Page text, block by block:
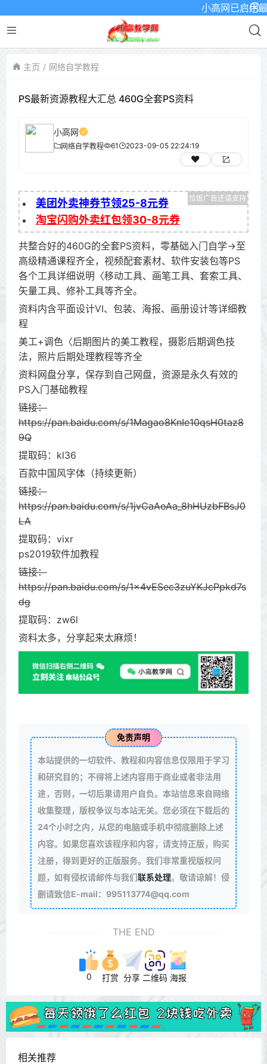
小高网已启用最
主页 网络自学教程
PS最新资源教程大汇总 460G全套PS资料
小高网
网络自学教程 61 2023-09-05 22:24:19
美团外卖神券节领25-8元券
淘宝闪购外卖红包领30-8元券
共整合好的460G的全套PS资料，零基础入门自学→至
高级精通课程齐全，视频配套素材、软件安装包等PS
各个工具详细说明〈移动工具、画笔工具、套索工具、
矢量工具、修补工具等齐全。
资料内含平面设计VI、包装、海报、画册设计等详细教
程
美工+调色〈后期图片的美工教程，摄影后期调色技
法，照片后期处理教程等齐全
资料网盘分享，保存到自己网盘，资源是永久有效的
PS入门基础教程
链接：
https://pan.baidu.com/s/1Magao8KnIe10qsH0taz8
9Q
提取码：kl36
百款中国风字体（持续更新）
链接：
https://pan.baidu.com/s/1jvCaAoAa_8hHUzbFBsJ0
LA
提取码：vixr
ps2019软件加教程
链接：
https://pan.baidu.com/s/1x4vESec3zuYKJcPpkd7s
dg
提取码：zw6l
资料太多，分享起来太麻烦！
免责声明
本站提供的一切软件、教程和内容信息仅限用于学习
和研究目的；不得将上述内容用于商业或者非法用
途，否则，一切后果请用户自负。本站信息来自网络
收集整理，版权争议与本站无关。您必须在下载后的
24个小时之内，从您的电脑或手机中彻底删除上述
内容。如果您喜欢该程序和内容，请支持正版，购买
注册，得到更好的正版服务。我们非常重视版权问
题，如有侵权请邮件与我们联系处理。敬请谅解！侵
删请致信E-mail：995113774@qq.com
THE END
0 打赏 分享 二维码 海报
相关推荐